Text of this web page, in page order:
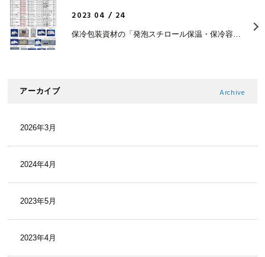
2023 04 / 24
保冷包装資材の「発泡スチロール保温・保冷容器食品パック」カタログが新しくなりました
アーカイブ Archive
2026年3月
2024年4月
2023年5月
2023年4月